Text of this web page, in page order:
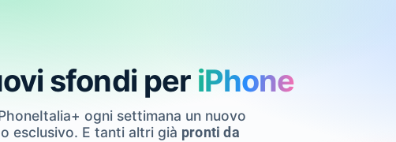
sfondi per iPhone
ogni settimana un nuovo
esclusivo. E tanti altri già pronti da